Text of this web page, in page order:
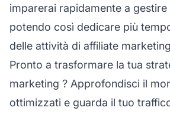
imparerai rapidamente a
potendo così dedicare più
delle attività di affiliate
Pronto a trasformare la tua
marketing ? Approfondisci il
ottimizzati e guarda il tuo